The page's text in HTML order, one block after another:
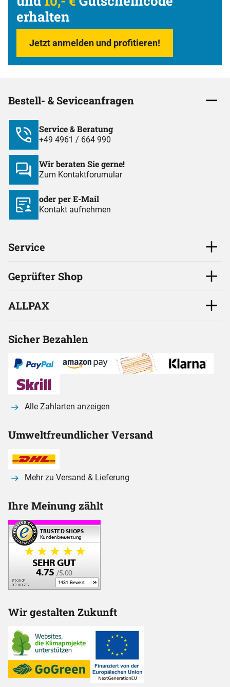
erhalten
Jetzt anmelden und profitieren!
Bestell- & Seviceanfragen
Service & Beratung
+49 4961 / 664 990
Wir beraten Sie gerne!
Zum Kontaktforumular
oder per E-Mail
Kontakt aufnehmen
Service
Geprüfter Shop
ALLPAX
Sicher Bezahlen
Alle Zahlarten anzeigen
Umweltfreundlicher Versand
Mehr zu Versand & Lieferung
Ihre Meinung zählt
Wir gestalten Zukunft